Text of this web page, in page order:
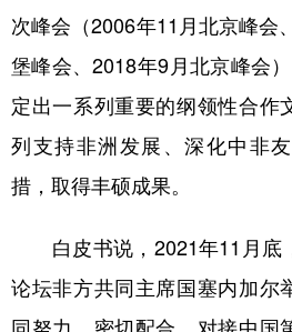
北京 天津
辽宁 吉林
浙江 安徽
山东 河南
四川 贵州
陕西 甘肃
次峰会（2006年11月北京峰会
堡峰会、2018年9月北京峰会
定出一系列重要的纲领性合作
列支持非洲发展、深化中非
措，取得丰硕成果。
白皮书说，2021年11月底
论坛非方共同主席国塞内加尔